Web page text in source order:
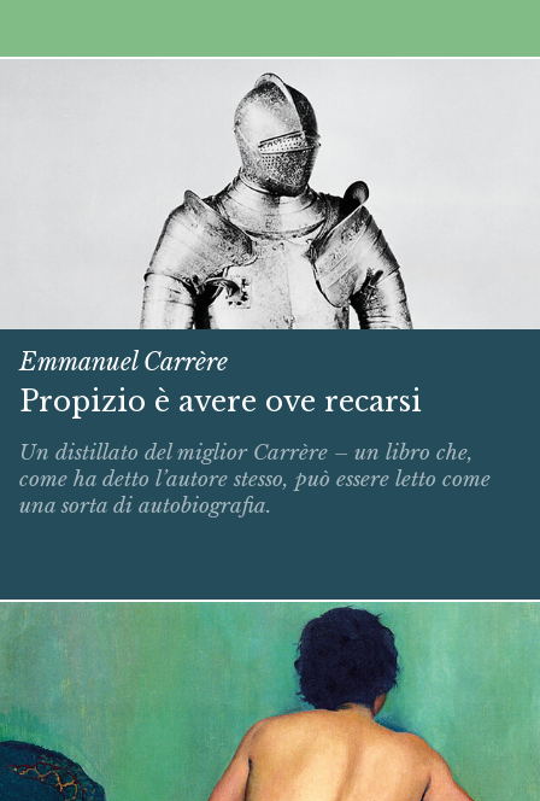
Emmanuel Carrère
Propizio è avere ove recarsi
Un distillato del miglior Carrère – un libro che,
come ha detto l’autore stesso, può essere letto come
una sorta di autobiografia.